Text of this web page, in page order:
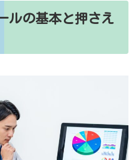
ルの基本と押さえ